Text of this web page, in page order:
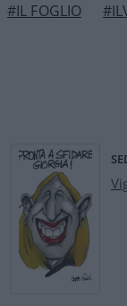
#IL FOGLIO